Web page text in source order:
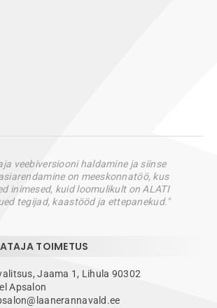
veebiversiooni haldamine ja siinse
on meeskonnatöö, kus
inimesed, kuid loomulikult on ALATI
tegijad, kaastööd ja ettepanekud."
TOIMETUS
Jaama 1, Lihula 90302
Apsalon